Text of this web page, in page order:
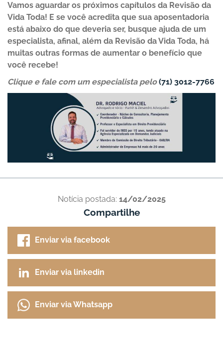
Vamos aguardar os próximos capítulos da Revisão da
Vida Toda! E se você acredita que sua aposentadoria
está abaixo do que deveria ser, busque ajuda de um
especialista, afinal, além da Revisão da Vida Toda, há
muitas outras formas de aumentar o benefício que
você recebe!
Clique e fale com um especialista pelo(71) 3012-7766
Notícia postada: 14/02/2025
Compartilhe
Enviar via facebook
Enviar via linkedin
Enviar via Whatsapp